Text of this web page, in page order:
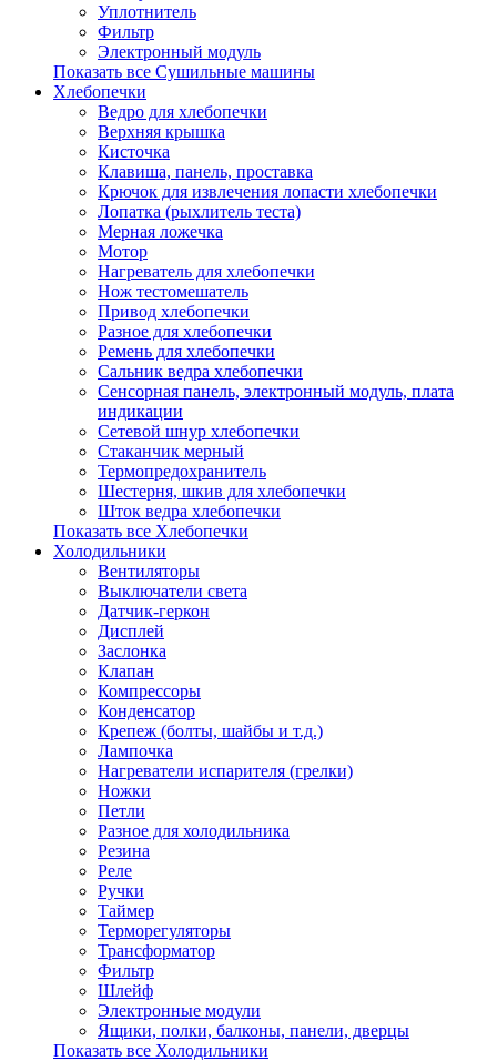
Уплотнитель
Фильтр
Электронный модуль
Показать все Сушильные машины
Хлебопечки
Ведро для хлебопечки
Верхняя крышка
Кисточка
Клавиша, панель, проставка
Крючок для извлечения лопасти хлебопечки
Лопатка (рыхлитель теста)
Мерная ложечка
Мотор
Нагреватель для хлебопечки
Нож тестомешатель
Привод хлебопечки
Разное для хлебопечки
Ремень для хлебопечки
Сальник ведра хлебопечки
Сенсорная панель, электронный модуль, плата
индикации
Сетевой шнур хлебопечки
Стаканчик мерный
Термопредохранитель
Шестерня, шкив для хлебопечки
Шток ведра хлебопечки
Показать все Хлебопечки
Холодильники
Вентиляторы
Выключатели света
Датчик-геркон
Дисплей
Заслонка
Клапан
Компрессоры
Конденсатор
Крепеж (болты, шайбы и т.д.)
Лампочка
Нагреватели испарителя (грелки)
Ножки
Петли
Разное для холодильника
Резина
Реле
Ручки
Таймер
Терморегуляторы
Трансформатор
Фильтр
Шлейф
Электронные модули
Ящики, полки, балконы, панели, дверцы
Показать все Холодильники